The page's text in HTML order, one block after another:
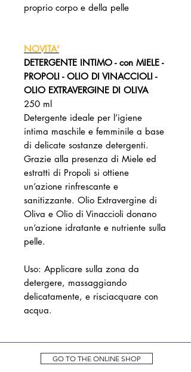
proprio corpo e della pelle
NOVITA'
DETERGENTE INTIMO - con MIELE -
PROPOLI - OLIO DI VINACCIOLI -
OLIO EXTRAVERGINE DI OLIVA
250 ml
Detergente ideale per l’igiene
intima maschile e femminile a base
di delicate sostanze detergenti.
Grazie alla presenza di Miele ed
estratti di Propoli si ottiene
un’azione rinfrescante e
sanitizzante. Olio Extravergine di
Oliva e Olio di Vinaccioli donano
un’azione idratante e nutriente sulla
pelle.
Uso: Applicare sulla zona da
detergere, massaggiando
delicatamente, e risciacquare con
acqua.
GO TO THE ONLINE SHOP